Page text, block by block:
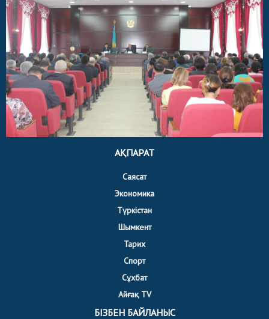
АҚПАРАТ
Саясат
Экономика
Түркістан
Шымкент
Тарих
Спорт
Сұхбат
Айғақ TV
БІЗБЕН БАЙЛАНЫС